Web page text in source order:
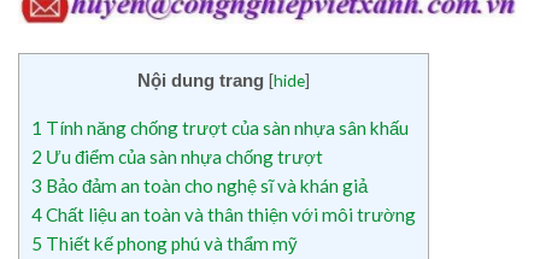
Nội dung trang [hide]
1 Tính năng chống trượt của sàn nhựa sân khấu
2 Ưu điểm của sàn nhựa chống trượt
3 Bảo đảm an toàn cho nghệ sĩ và khán giả
4Chất liệu an toàn và thân thiện với môi trường
5 Thiết kế phong phú và thẩm mỹ